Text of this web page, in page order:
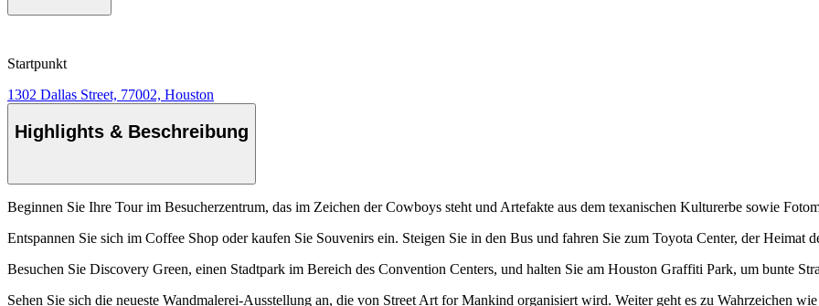
Startpunkt
1302 Dallas Street, 77002, Houston
Highlights & Beschreibung
Beginnen Sie Ihre Tour im Besucherzentrum, das im Zeichen der Cowboys steht und Artefakte aus dem texanischen Kulturerbe sowie
Entspannen Sie sich im Coffee Shop oder kaufen Sie Souvenirs ein. Steigen Sie in den Bus und fahren Sie zum Toyota Center, der Heimat
Besuchen Sie Discovery Green, einen Stadtpark im Bereich des Convention Centers, und halten Sie am Houston Graffiti Park, um bunte
Sehen Sie sich die neueste Wandmalerei-Ausstellung an, die von Street Art for Mankind organisiert wird. Weiter geht es zu Wahrzeichen